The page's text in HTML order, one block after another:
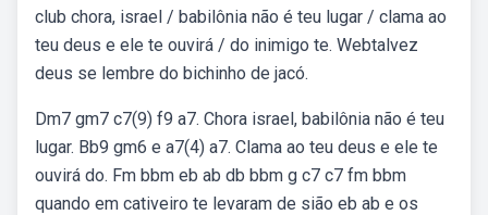
club chora, israel / babilônia não é teu lugar / clama ao
teu deus e ele te ouvirá / do inimigo te. Webtalvez
deus se lembre do bichinho de jacó.
Dm7 gm7 c7(9) f9 a7. Chora israel, babilônia não é teu
lugar. Bb9 gm6 e a7(4) a7. Clama ao teu deus e ele te
ouvirá do. Fm bbm eb ab db bbm g c7 c7 fm bbm
quando em cativeiro te levaram de sião eb ab e os